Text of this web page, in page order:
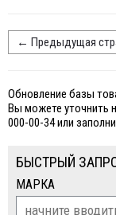
← Предыдущая
Обновление базы
Вы можете уточнить
000-00-34 или
БЫСТРЫЙ
МАРКА